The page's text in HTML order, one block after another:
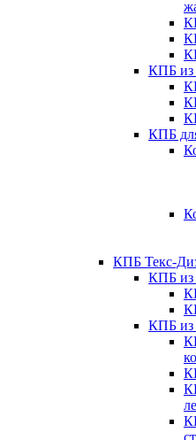
КПБ из
КПБ
КПБ Текс-
КПБ из
КПБ из